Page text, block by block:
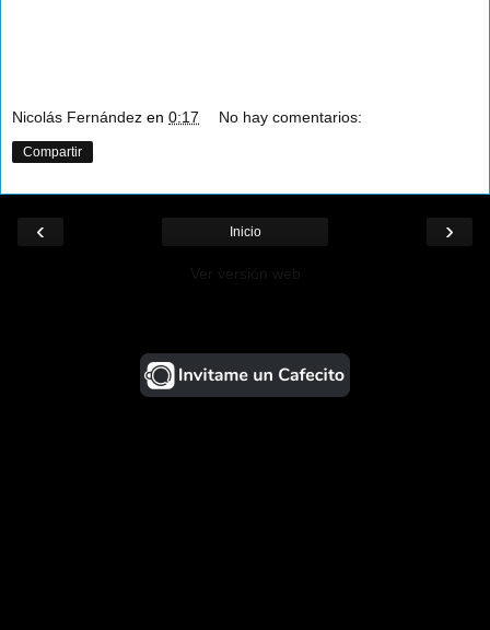
Nicolás Fernández en 0:17 No hay comentarios:
Compartir
‹ ›
Inicio